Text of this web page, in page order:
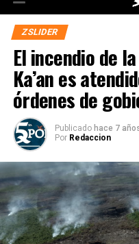
ZSLIDER
El incendio de
Ka’an es
órdenes de
Publicado hace 7
Por Redaccion